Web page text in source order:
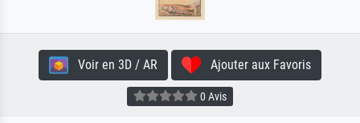
Voir en 3D / AR Ajouter aux Favoris
0 Avis